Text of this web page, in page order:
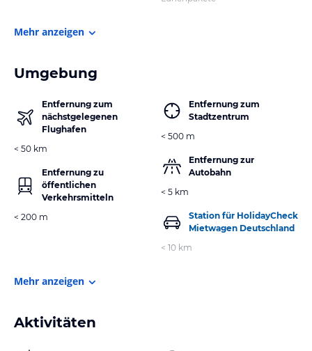
Mehr anzeigen
Umgebung
Entfernung zum
nächstgelegenen
Flughafen
< 50 km
Entfernung zu
öffentlichen
Verkehrsmitteln
< 200 m
Entfernung zum
Stadtzentrum
< 500 m
Entfernung zur
Autobahn
< 5 km
Station für HolidayCheck
Mietwagen Deutschland
< 10 km
Mehr anzeigen
Aktivitäten